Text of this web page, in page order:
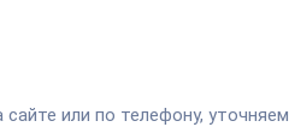
сайте или по телефону, уточняем